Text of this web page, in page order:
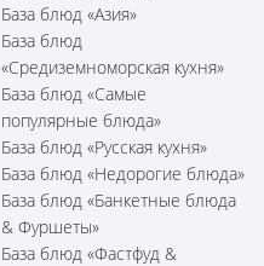
База блюд «Азия»
База блюд
«Средиземноморская кухня»
База блюд «Самые
популярные блюда»
База блюд «Русская кухня»
База блюд «Недорогие блюда»
База блюд «Банкетные блюда
& Фуршеты»
База блюд «Фастфуд &